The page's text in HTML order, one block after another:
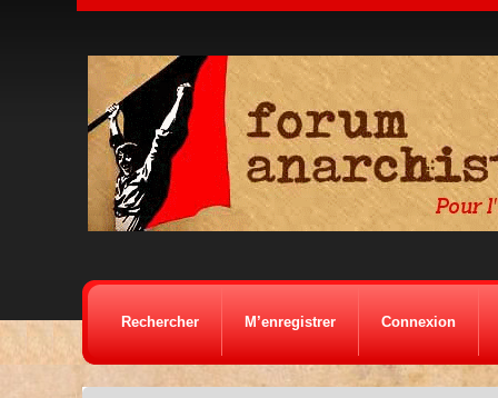
Rechercher M’enregistrer Connexion